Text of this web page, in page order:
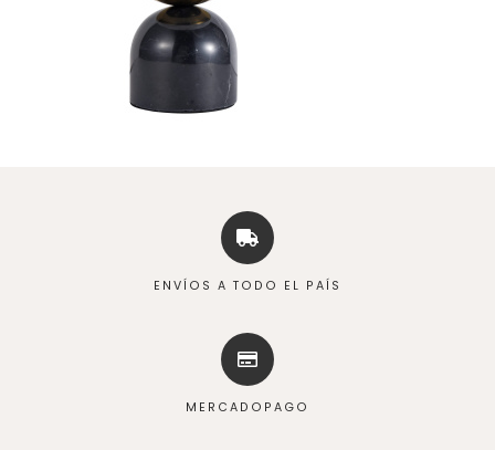
ENVÍOS A TODO EL PAÍS
MERCADOPAGO